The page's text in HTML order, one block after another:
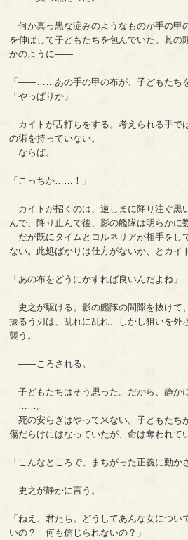
何か真っ黒な淀みのようなものが手の甲
を伸ばして子どもたちを包んでいた。其の
かのように――
「――……あの手の甲の布が、子どもたちを
「やっぱりか」
カイトが舌打ちをする。考えられる手
の術を持っていない。
ならば。
「こっちか……！」
カイトが招くのは、逆しまに降り注ぐ黒
んで、降り止んで後、影の艦隊は明らかに
だが既にタイムとコルネリアが相手をし
ない。此処ばかりは仕方がないか、とカイ
「あの布をどうにかすれば良いんだよね」
史之が駆ける。影の艦隊の間隙を抜けて
振るう刃は、乱れに乱れ、しかし狙いを外
襲う。
――ころされる。
子どもたちはそう思った。だから、静か
……。
死の安らぎはやって来ない。子どもたち
傷だらけにはなっていたが、命は奪われて
「こんなところで、まちがった正義に動か
史之が静かに言う。
「ねえ、君たち。どうしてあんな女につ
いの？ 何も信じられないの？」